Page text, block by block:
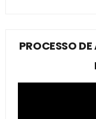
PROCESSO